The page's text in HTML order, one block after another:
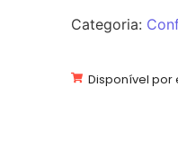
Categoria:
Disponível